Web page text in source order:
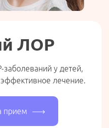
ЛОР
заболеваний у детей,
лечение.
прием